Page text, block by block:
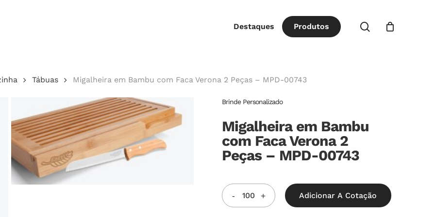
Destaques Produtos procurar
Tábuas Migalheira em Bambu com Faca Verona 2 Peças – MPD-00743
Brinde Personalizado
Migalheira em Bambu
com Faca Verona 2
Peças – MPD-00743
Adicionar A Cotação